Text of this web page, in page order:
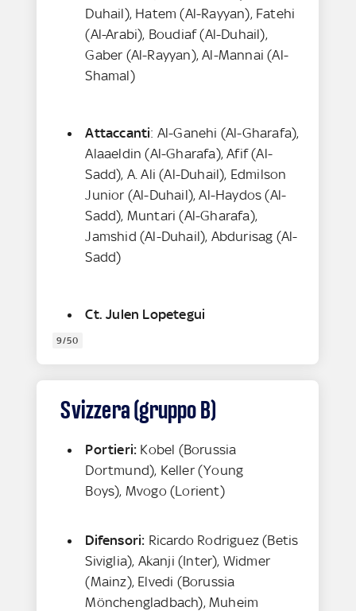
Duhail), Hatem (Al-Rayyan), Fatehi
(Al-Arabi), Boudiaf (Al-Duhail),
Gaber (Al-Rayyan), Al-Mannai (Al-
Shamal)
Attaccanti: Al-Ganehi (Al-Gharafa),
Alaaeldin (Al-Gharafa), Afif (Al-
Sadd), A. Ali (Al-Duhail), Edmilson
Junior (Al-Duhail), Al-Haydos (Al-
Sadd), Muntari (Al-Gharafa),
Jamshid (Al-Duhail), Abdurisag (Al-
Sadd)
Ct. Julen Lopetegui
9/50
Svizzera (gruppo B)
Portieri: Kobel (Borussia
Dortmund), Keller (Young
Boys), Mvogo (Lorient)
Difensori: Ricardo Rodriguez (Betis
Siviglia), Akanji (Inter), Widmer
(Mainz), Elvedi (Borussia
Mönchengladbach), Muheim